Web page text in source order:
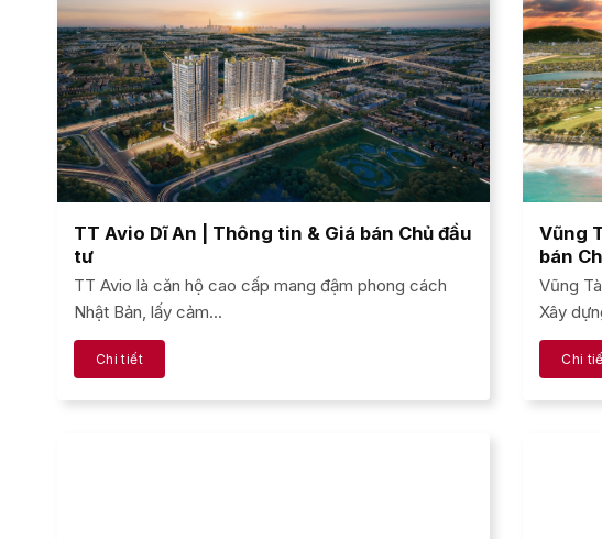
TT Avio Dĩ An | Thông tin & Giá bán Chủ đầu
tư
TT Avio là căn hộ cao cấp mang đậm phong cách
Nhật Bản, lấy cảm...
Chi tiết
Vũng
bán
Vũng
Xây
Chi